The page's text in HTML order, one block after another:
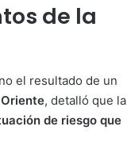
de la
el resultado de un
, detalló que la
de riesgo que